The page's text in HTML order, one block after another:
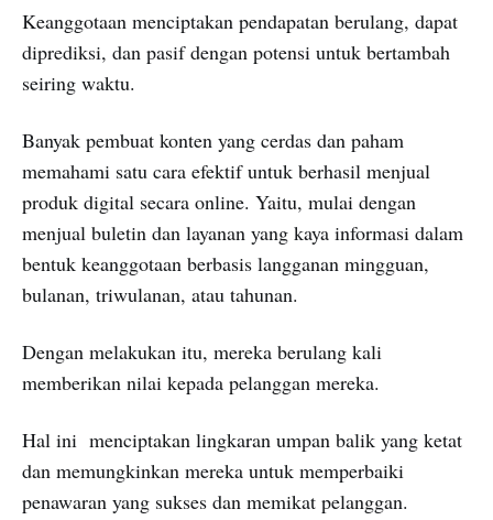
Keanggotaan menciptakan pendapatan berulang, dapat
diprediksi, dan pasif dengan potensi untuk bertambah
seiring waktu.
Banyak pembuat konten yang cerdas dan paham
memahami satu cara efektif untuk berhasil menjual
produk digital secara online. Yaitu, mulai dengan
menjual buletin dan layanan yang kaya informasi dalam
bentuk keanggotaan berbasis langganan mingguan,
bulanan, triwulanan, atau tahunan.
Dengan melakukan itu, mereka berulang kali
memberikan nilai kepada pelanggan mereka.
Hal ini menciptakan lingkaran umpan balik yang ketat
dan memungkinkan mereka untuk memperbaiki
penawaran yang sukses dan memikat pelanggan.